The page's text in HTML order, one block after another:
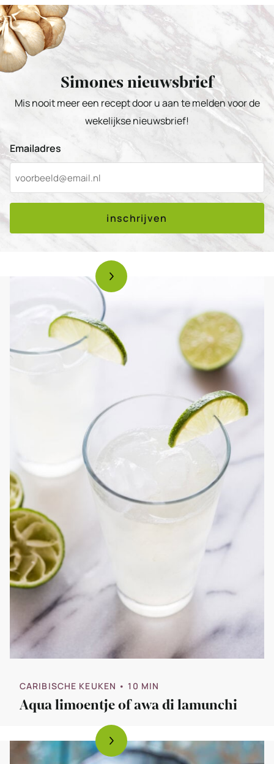
Simones nieuwsbrief
Mis nooit meer een recept door u aan te melden voor de
wekelijkse nieuwsbrief!
Emailadres
inschrijven
CARIBISCHE KEUKEN • 10 MIN
Aqua limoentje of awa di lamunchi